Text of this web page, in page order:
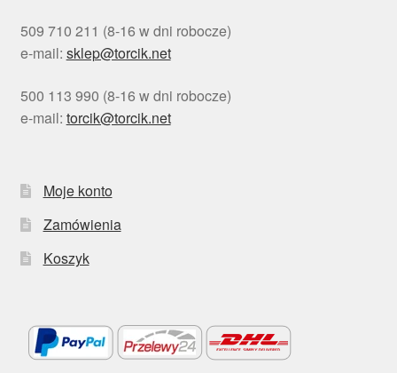
509 710 211 (8-16 w dni robocze)
e-mail: sklep@torcik.net
500 113 990 (8-16 w dni robocze)
e-mail: torcik@torcik.net
Moje konto
Zamówienia
Koszyk